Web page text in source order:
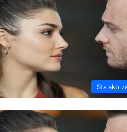
Sta ako